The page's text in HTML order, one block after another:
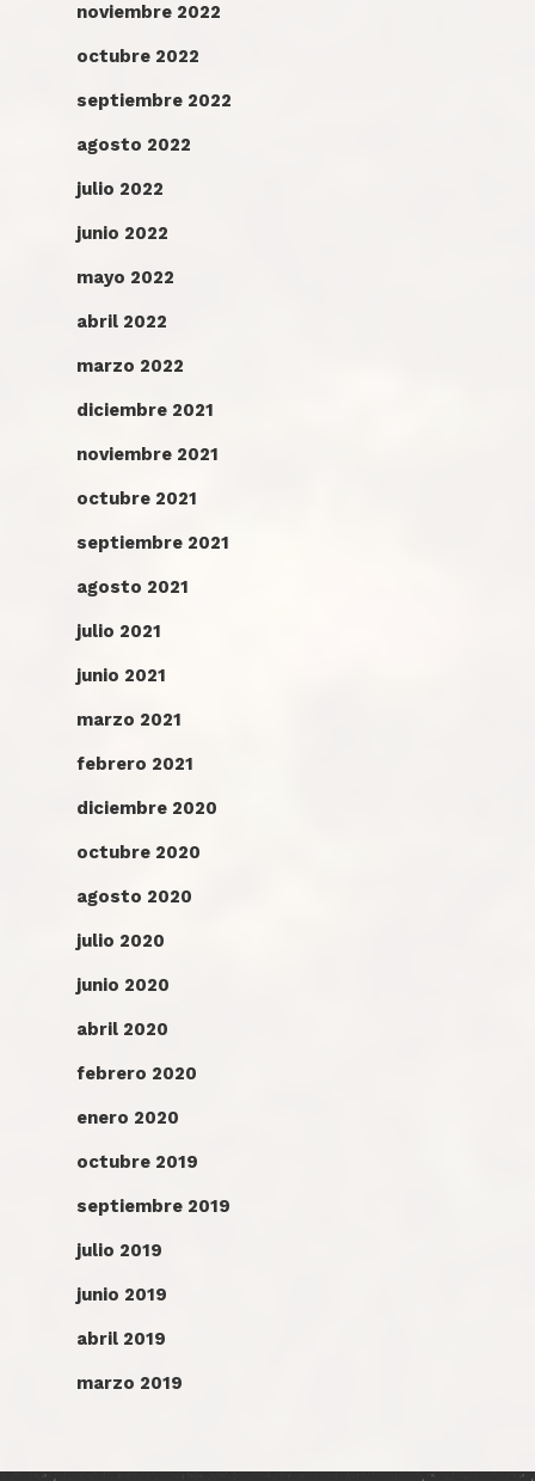
noviembre 2022
octubre 2022
septiembre 2022
agosto 2022
julio 2022
junio 2022
mayo 2022
abril 2022
marzo 2022
diciembre 2021
noviembre 2021
octubre 2021
septiembre 2021
agosto 2021
julio 2021
junio 2021
marzo 2021
febrero 2021
diciembre 2020
octubre 2020
agosto 2020
julio 2020
junio 2020
abril 2020
febrero 2020
enero 2020
octubre 2019
septiembre 2019
julio 2019
junio 2019
abril 2019
marzo 2019